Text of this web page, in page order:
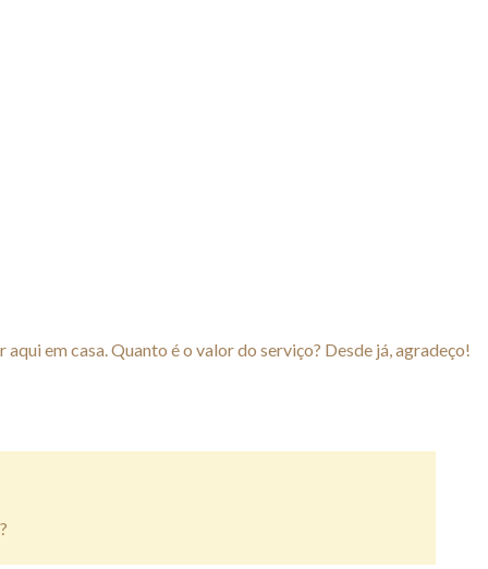
em casa. Quanto é o valor do serviço? Desde já, agradeço!